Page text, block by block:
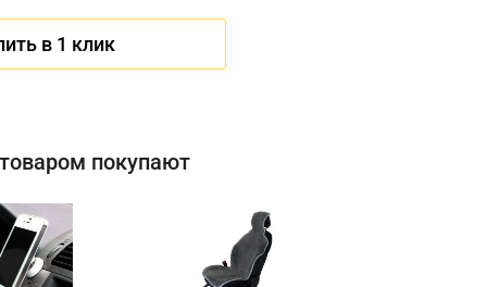
в 1 клик
покупают